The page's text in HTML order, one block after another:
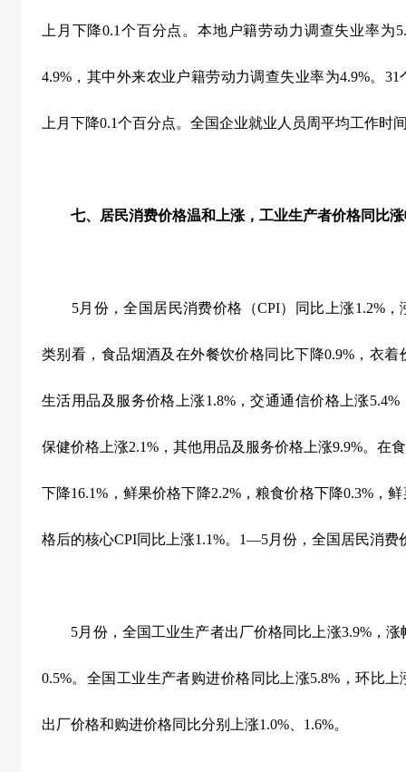
上月下降0.1 个百分点。本地户籍劳动力调查失业率为
4.9% ，其中外来农业户籍劳动力调查失业率为4.9%。 31
上月下降0.1个百分点。全国企业就业人员周平均工作时
七、居民消费价格温和上涨，工业生产者价格同比涨
5月份，全国居民消费价格（CPI）同比上涨1.2%，
类别看，食品烟酒及在外餐饮价格同比下降0.9%，衣着
生活用品及服务价格上涨1.8%，交通通信价格上涨5.4%
保健价格上涨2.1% ，其他用品及服务价格上涨9.9%。在
下降16.1% ，鲜果价格下降2.2%，粮食价格下降0.3% ，
格后的核心CPI同比上涨1.1%。 1—5月份，全国居民消费
5月份，全国工业生产者出厂价格同比上涨3.9%，涨
0.5%。全国工业生产者购进价格同比上涨5.8% ，环比上
出厂价格和购进价格同比分别上涨1.0% 1.6%。